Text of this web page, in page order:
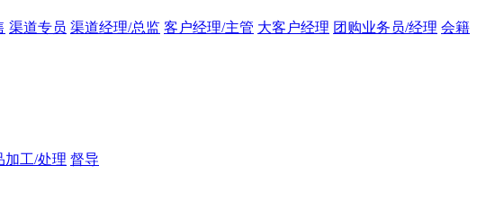
渠道专员 渠道经理/总监 客户经理/主管 大客户经理 团购业务员/经理 会籍
加工/处理 督导